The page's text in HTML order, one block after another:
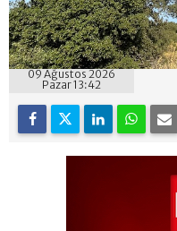
09 Ağustos 2026
Pazar 13:42